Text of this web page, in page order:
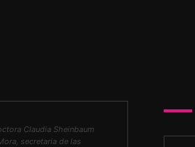
Claudia Sheinbaum
secretaria de las